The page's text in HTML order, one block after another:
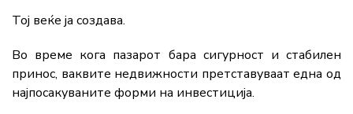
Тој веќе ја создава.
Во време кога пазарот бара сигурност и стабилен
принос, ваквите недвижности претставуваат една од
најпосакуваните форми на инвестиција.